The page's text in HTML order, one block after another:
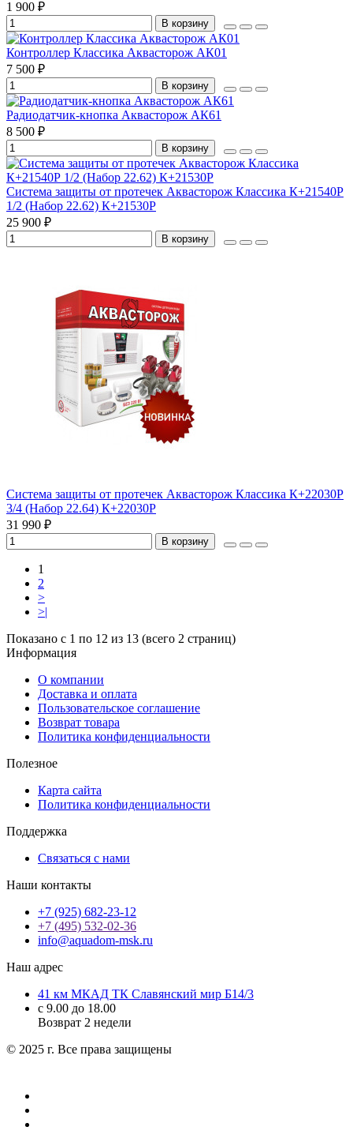
1 900 ₽
В корзину
Контроллер Классика Аквасторож АК01
7 500 ₽
В корзину
Радиодатчик-кнопка Аквасторож АК61
8 500 ₽
В корзину
Система защиты от протечек Аквасторож Классика К+21540Р
1/2 (Набор 22.62) К+21530Р
25 900 ₽
В корзину
Система защиты от протечек Аквасторож Классика К+22030Р
3/4 (Набор 22.64) К+22030Р
31 990 ₽
В корзину
1
2
>
>|
Показано с 1 по 12 из 13 (всего 2 страниц)
Информация
О компании
Доставка и оплата
Пользовательское соглашение
Возврат товара
Политика конфиденциальности
Полезное
Карта сайта
Политика конфиденциальности
Поддержка
Связаться с нами
Наши контакты
+7 (925) 682-23-12
+7 (495) 532-02-36
info@aquadom-msk.ru
Наш адрес
41 км МКАД ТК Славянский мир Б14/3
с 9.00 до 18.00
Возврат 2 недели
© 2025 г. Все права защищены